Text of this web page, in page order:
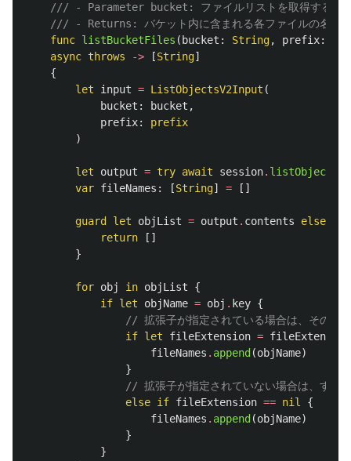
/// - Parameter bucket: ファイルリストを取得するバケ
/// - Returns: バケット内に含まれる各ファイルの名前
func listBucketFiles ( bucket : String, prefix:
async throws -> [String]
{
let
input = ListObjectsV2Input (
bucket : bucket ,
prefix:
prefix
)
let output = try await session. listObjectsV2
var fileNames : [String] = []
guard let objList = output . contents else
return
[]
}
for obj in objList
{
if let objName = obj . key {
// 拡張子が指定されている場合は、その拡
if let fileExtension = fileExtension
fileNames . append (objName)
}
// 拡張子が指定されていない場合は、すべ
else if fileExtension == nil
{
fileNames . append (objName)
}
}